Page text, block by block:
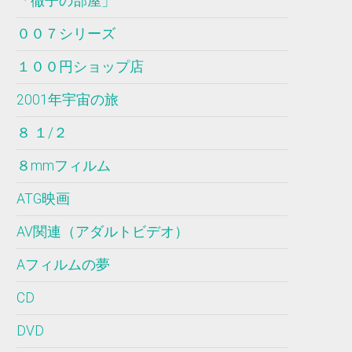
００７シリーズ
１００円ショップ店
2001年宇宙の旅
８ １/２
８mmフィルム
ATG映画
AV関連（アダルトビデオ）
Aフィルムの夢
CD
DVD